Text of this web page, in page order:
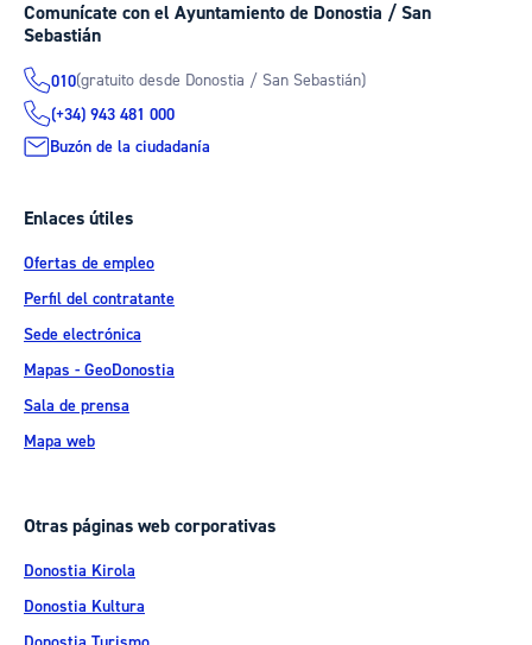
Comunícate con el Ayuntamiento de Donostia / San
Sebastián
010(gratuito desde Donostia / San Sebastián)
(+34) 943 481 000
Buzón de la ciudadanía
Enlaces útiles
Ofertas de empleo
Perfil del contratante
Sede electrónica
Mapas - GeoDonostia
Sala de prensa
Mapa web
Otras páginas web corporativas
Donostia Kirola
Donostia Kultura